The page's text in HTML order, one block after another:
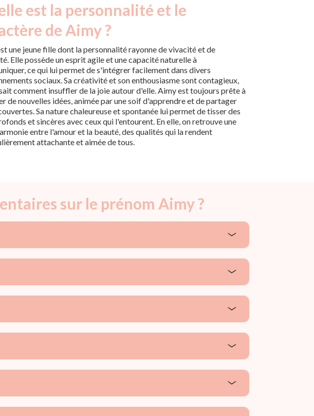
est la personnalité et le
de Aimy ?
une jeune fille dont la personnalité rayonne de vivacité et de
Elle possède un esprit agile et une capacité naturelle à
ce qui lui permet de s'intégrer facilement dans divers
sociaux. Sa créativité et son enthousiasme sont contagieux,
comment insuffler de la joie autour d'elle. Aimy est toujours prête à
de nouvelles idées, animée par une soif d'apprendre et de partager
Sa nature chaleureuse et spontanée lui permet de tisser des
et sincères avec ceux qui l'entourent. En elle, on retrouve une
entre l'amour et la beauté, des qualités qui la rendent
attachante et aimée de tous.
sur le prénom Aimy ?